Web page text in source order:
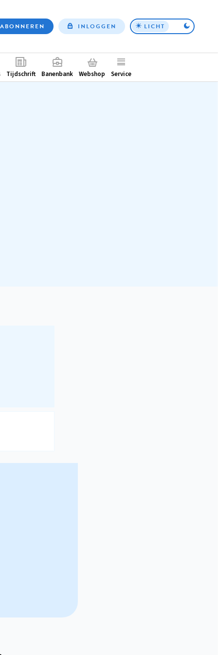
Top
ABONNEREN INLOGGEN LICHT
Tijdschrift Banenbank Webshop Service